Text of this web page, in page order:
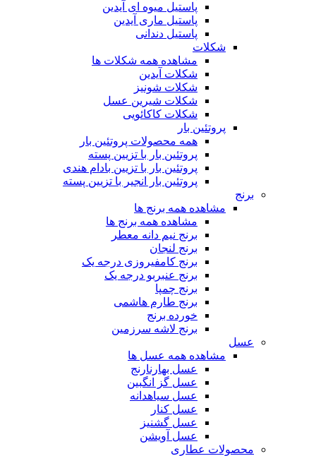
پاستیل میوه ای آیدین
پاستیل ماری آیدین
پاستیل دندانی
شکلات
مشاهده همه شکلات ها
شکلات آیدین
شکلات شونیز
شکلات شیرین عسل
شکلات کاکائویی
پروتئین بار
همه محصولات پروتئین بار
پروتئین بار با تزیین پسته
پروتئین بار با تزیین بادام هندی
پروتئین بار انجیر با تزیین پسته
برنج
مشاهده همه برنج ها
مشاهده همه برنج ها
برنج نیم دانه معطر
برنج لنجان
برنج کامفیروزی درجه یک
برنج عنبربو درجه یک
برنج چمپا
برنج طارم هاشمی
خورده برنج
برنج لاشه سرزمین
عسل
مشاهده همه عسل ها
عسل بهارنارنج
عسل گز انگبین
عسل سیاهدانه
عسل کنار
عسل گشنیز
عسل آویشن
محصولات عطاری